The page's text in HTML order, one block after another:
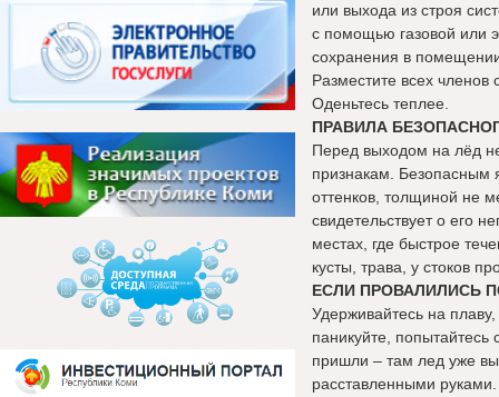
или выхода из строя
с помощью газовой или
сохранения в
Разместите всех
Оденьтесь теплее.
ПРАВИЛА
Перед выходом на лёд
признакам. Безопасным
оттенков, толщиной не
свидетельствует о его
местах, где быстрое
кусты, трава, у стоков
ЕСЛИ ПРОВАЛИЛИСЬ
Удерживайтесь на
паникуйте, попытайтесь
пришли – там лед уже
расставленными